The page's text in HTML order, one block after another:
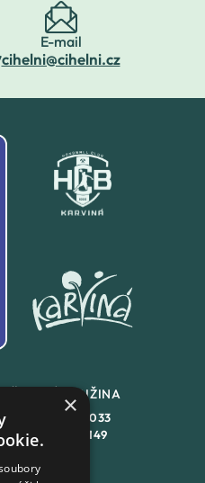
E-mail
cihelni@cihelni.cz
ŠKOLNÍ DRUŽINA
558 846 033
+420
702 167 149
×